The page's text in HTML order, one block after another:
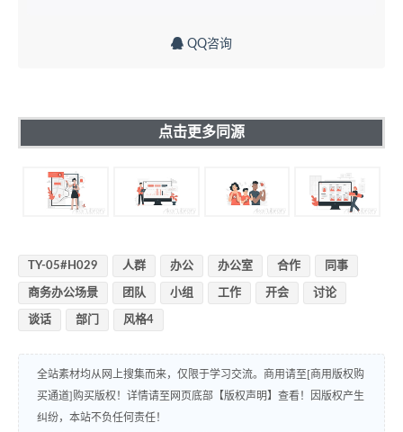
QQ咨询
点击更多同源
TY-05#H029 人群 办公 办公室 合作 同事
商务办公场景 团队 小组 工作 开会 讨论
谈话 部门 风格4
全站素材均从网上搜集而来，仅限于学习交流。商用请至[商用版权购
买通道]购买版权！详情请至网页底部【版权声明】查看！因版权产生
纠纷，本站不负任何责任！